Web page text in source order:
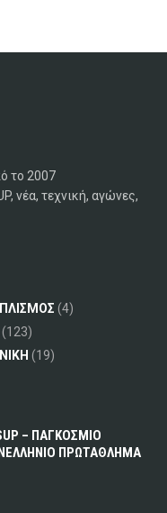
το 2007
νέα, τεχνική, αγώνες,
(4)
(123)
(19)
– ΠΑΓΚΟΣΜΙΟ
ΠΡΩΤΑΘΛΗΜΑ